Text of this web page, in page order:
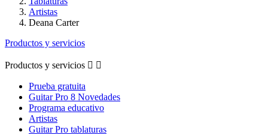
Artistas
Deana Carter
Productos y servicios
Productos y servicios  
Prueba gratuita
Guitar Pro 8 Novedades
Programa educativo
Artistas
Guitar Pro tablaturas